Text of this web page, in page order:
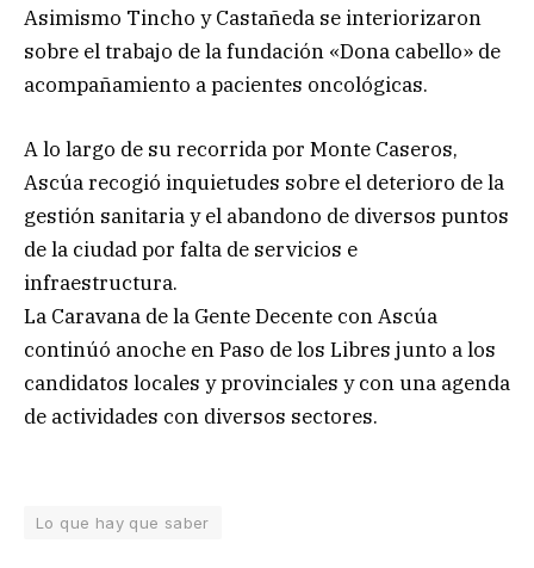
Asimismo Tincho y Castañeda se interiorizaron
sobre el trabajo de la fundación «Dona cabello» de
acompañamiento a pacientes oncológicas.
A lo largo de su recorrida por Monte Caseros,
Ascúa recogió inquietudes sobre el deterioro de la
gestión sanitaria y el abandono de diversos puntos
de la ciudad por falta de servicios e
infraestructura.
La Caravana de la Gente Decente con Ascúa
continúó anoche en Paso de los Libres junto a los
candidatos locales y provinciales y con una agenda
de actividades con diversos sectores.
Lo que hay que saber